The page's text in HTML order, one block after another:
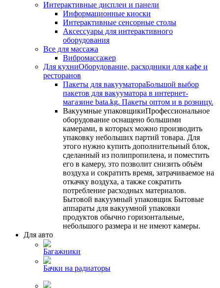
Интерактивные дисплеи и панели
Информационные киоски
Интерактивные сенсорные столы
Аксессуары для интерактивного
оборудования
Все для массажа
Вибромассажер
Для кухниОборудование, расходники для кафе и
ресторанов
Пакеты для вакууматораБольшой выбор
пакетов для вакууматора в интернет-
магазине bata.kg. Пакеты оптом и в розницу.
Вакуумные упаковщикиПрофессиональное
оборудование оснащено большими
камерами, в которых можно производить
упаковку небольших партий товара. Для
этого нужно купить дополнительный блок,
сделанный из полипропилена, и поместить
его в камеру, это позволит снизить объём
воздуха и сократить время, затрачиваемое на
откачку воздуха, а также сократить
потребление расходных материалов.
Бытовой вакуумный упаковщик Бытовые
аппараты для вакуумной упаковки
продуктов обычно горизонтальные,
небольшого размера и не имеют камеры.
Для авто
Багажники
Бачки на радиаторы